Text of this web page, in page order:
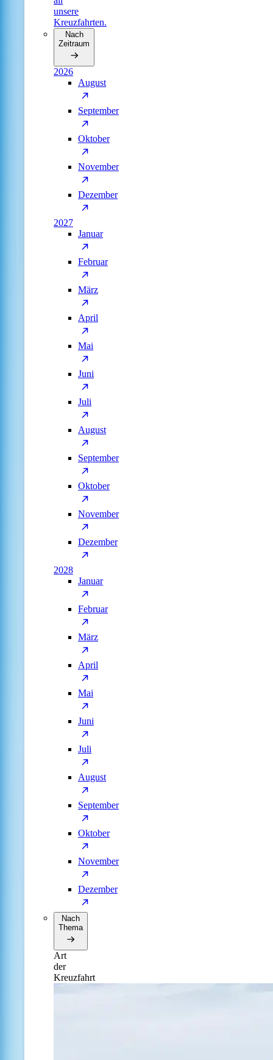
unsere
Kreuzfahrten.
Nach
Zeitraum
2026
August
September
Oktober
November
Dezember
2027
Januar
Februar
März
April
Mai
Juni
Juli
August
September
Oktober
November
Dezember
2028
Januar
Februar
März
April
Mai
Juni
Juli
August
September
Oktober
November
Dezember
Nach
Thema
Art
der
Kreuzfahrt